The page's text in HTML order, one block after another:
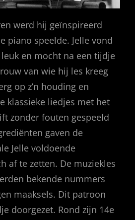
werd hij geïnspireerd
piano speelde. Jelle vond
en mocht na een tijdje
van wie hij les kreeg
op z’n houding en
klassieke liedjes met het
zonder fouten gespeeld
gaven de
Jelle voldoende
af te zetten. De muziekles
bekende nummers
maaksels. Dit patroon
doorgezet. Rond zijn 14e